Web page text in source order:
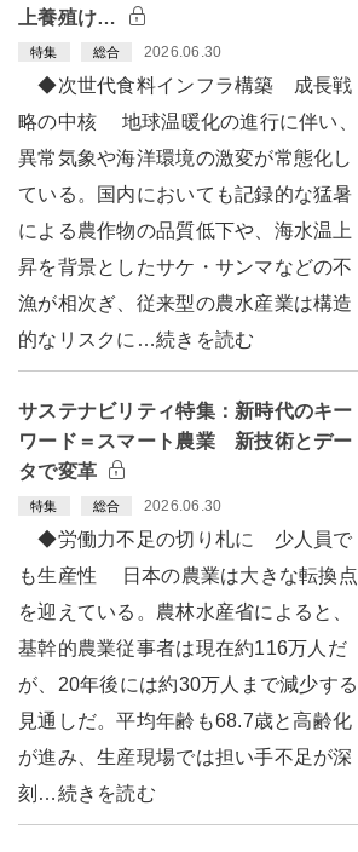
上養殖け…
特集 総合 2026.06.30
◆次世代食料インフラ構築 成長戦
略の中核 地球温暖化の進行に伴い、
異常気象や海洋環境の激変が常態化し
ている。国内においても記録的な猛暑
による農作物の品質低下や、海水温上
昇を背景としたサケ・サンマなどの不
漁が相次ぎ、従来型の農水産業は構造
的なリスクに…続きを読む
サステナビリティ特集：新時代のキー
ワード＝スマート農業 新技術とデー
タで変革
特集 総合 2026.06.30
◆労働力不足の切り札に 少人員で
も生産性 日本の農業は大きな転換点
を迎えている。農林水産省によると、
基幹的農業従事者は現在約116万人だ
が、20年後には約30万人まで減少する
見通しだ。平均年齢も68.7歳と高齢化
が進み、生産現場では担い手不足が深
刻…続きを読む